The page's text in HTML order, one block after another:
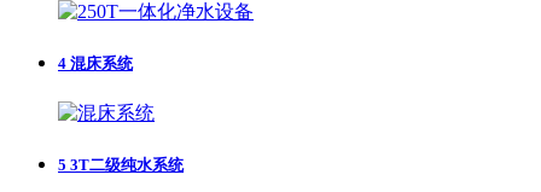
4 混床系统
5 3T二级纯水系统